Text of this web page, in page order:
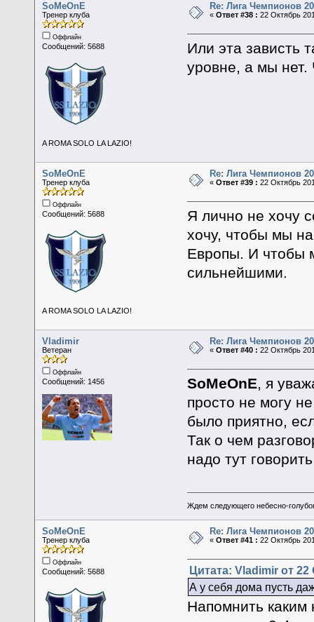
SoMeOnE
Тренер клуба
Оффлайн
Сообщений: 5688
A ROMA SOLO LA LAZIO!
Re: Лига Чемпионов
«Ответ #38 : 22 Октябрь
Или эта зависть
уровне, а мы нет.
SoMeOnE
Тренер клуба
Оффлайн
Сообщений: 5688
A ROMA SOLO LA LAZIO!
Re: Лига Чемпионов
«Ответ #39 : 22 Октябрь
Я лично не хочу
хочу, чтобы мы
Европы. И чтобы
сильнейшими.
Vladimir
Ветеран
Оффлайн
Сообщений: 1456
Re: Лига Чемпионов
«Ответ #40 : 22 Октябрь
SoMeOnE, я
просто не могу
было приятно,
Так о чем
надо тут
Ждем следующего небесно-
SoMeOnE
Тренер клуба
Оффлайн
Сообщений: 5688
Re: Лига Чемпионов
«Ответ #41 : 22 Октябрь
Цитата: Vladimir от 22
А у себя дома пусть
Напомнить